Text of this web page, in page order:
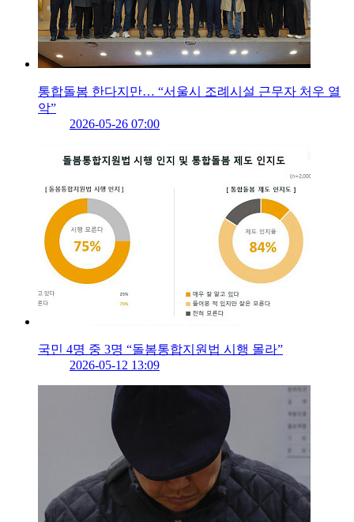
통합돌봄 한다지만… “서울시 조례시설 근무자 처우 열
악”
2026-05-26 07:00
국민 4명 중 3명 “돌봄통합지원법 시행 몰라”
2026-05-12 13:09